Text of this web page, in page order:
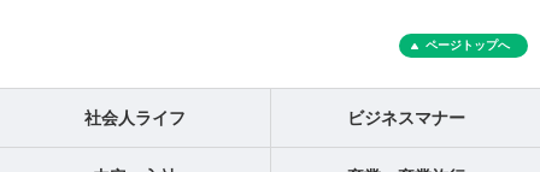
ページトップへ
社会人ライフ ビジネスマナー